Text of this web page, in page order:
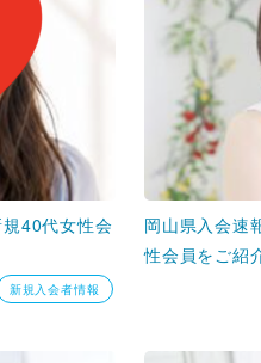
40代女性会
新規入会者情報
岡山県入会速
性会員をご紹